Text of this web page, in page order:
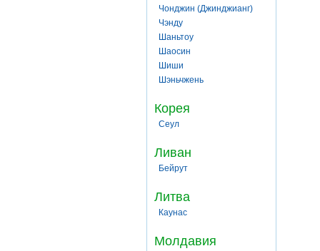
Чонджин (Джинджианг)
Чэнду
Шаньтоу
Шаосин
Шиши
Шэньчжень
Корея
Сеул
Ливан
Бейрут
Литва
Каунас
Молдавия